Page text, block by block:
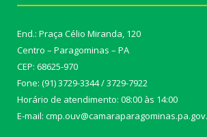
End.: Praça Célio Miranda, 120
Centro – Paragominas – PA
CEP: 68625-970
Fone: (91) 3729-3344 / 3729-7922
Horário de atendimento: 08:00 às 14:00
E-mail: